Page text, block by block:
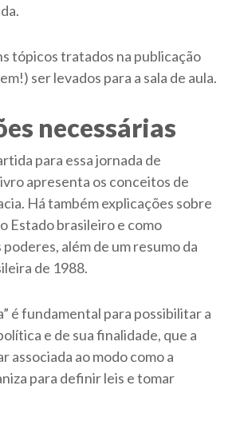
tópicos tratados na publicação
ser levados para a sala de aula.
necessárias
para essa jornada de
apresenta os conceitos de
Há também explicações sobre
Estado brasileiro e como
além de um resumo da
de 1988.
é fundamental para possibilitar a
e de sua finalidade, que a
associada ao modo como a
para definir leis e tomar